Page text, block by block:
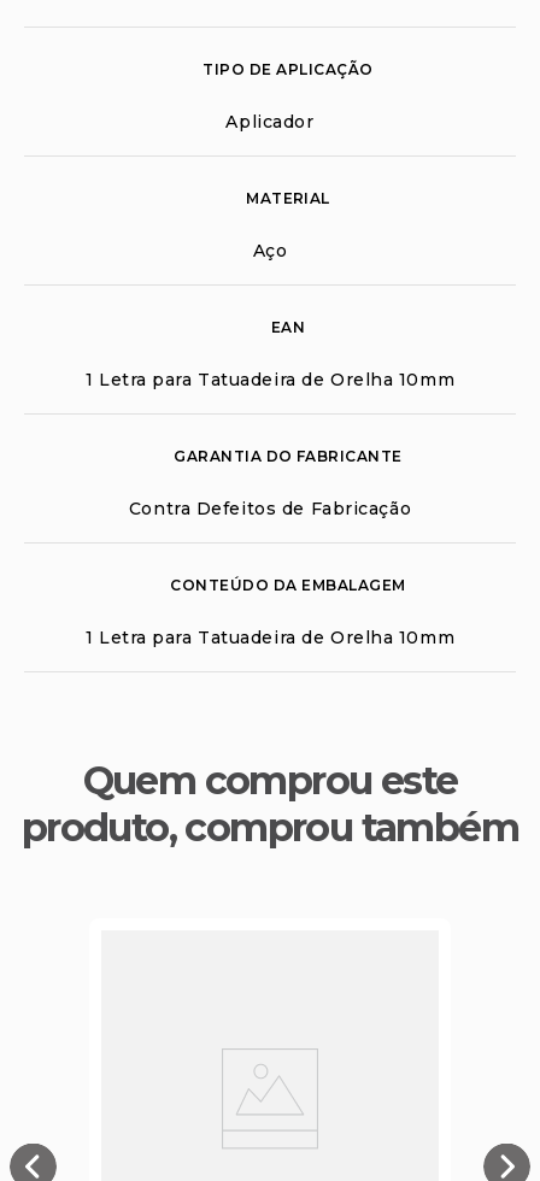
TIPO DE APLICAÇÃO
Aplicador
MATERIAL
Aço
EAN
1 Letra para Tatuadeira de Orelha 10mm
GARANTIA DO FABRICANTE
Contra Defeitos de Fabricação
CONTEÚDO DA EMBALAGEM
1 Letra para Tatuadeira de Orelha 10mm
Quem comprou este
produto, comprou também